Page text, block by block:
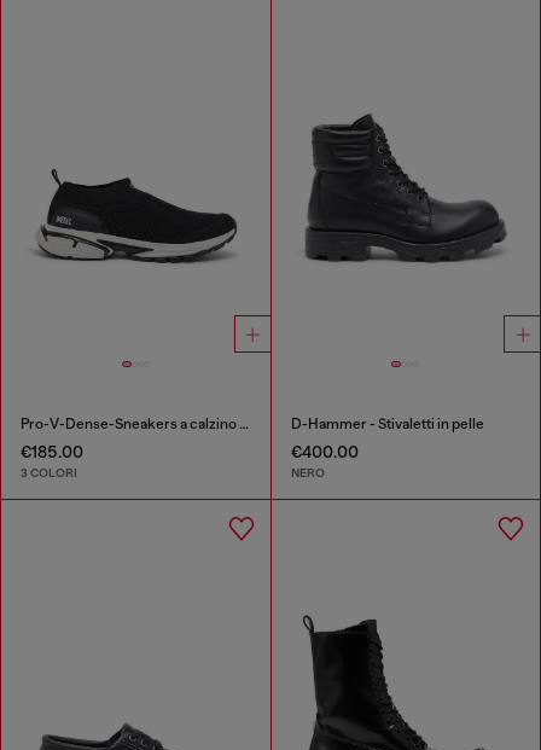
Pro-V-Dense-Sneakers a calzino in maglia slip-on
€185.00
3 COLORI
D-Hammer - Stivaletti in pelle
€400.00
NERO